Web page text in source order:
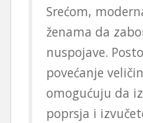
Srećom,
ženama da
nuspojave.
povećanje
omogućuju da
poprsja i